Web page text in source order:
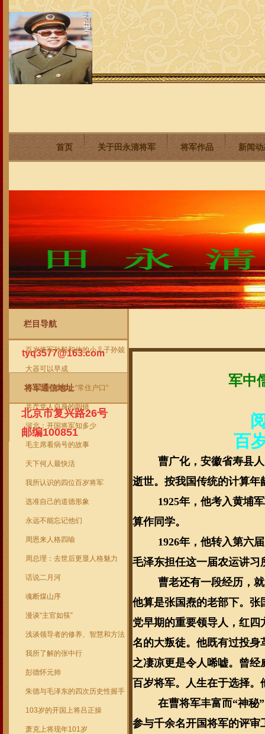
首页 关于田永清将军 将军作品 新闻动
栏目导航
百岁将军孙毅和他的小儿子孙兢
大器可以早成
给雷锋同志落上“常住户口”
共产党人自身的明镜
河北：开国将军知多少
毛主席看病号的故事
天下何人最快活
我所认识的四位百岁将军
选准自己的道德形象
永远不能忘记他们
周恩来人格四喻
周总理：去世后更显人格魅力
话说二月河
魂断煤山序
漫谈“主官如筷”
浅谈领导者的修养、智慧和方法
我所了解的张中行
彭德怀元帅
朱德与毛泽东的四次历史性握手
103岁的开国上将吕正操
萧克上将现年101岁
将军信箱
tyq3577@163.com
将军通信地址
北京市复兴路26号
邮编100851
军中
百
曹广化，安徽省寿县
逝世。按我国传统的计算
1925年，他考入黄埔
算作同学。
1926年，他转入第六
毛泽东担任这一届农运讲
曹老还有一段经历，
他算是张国焘的老部下。
党早期的重要领导人，红
名的大叛徒。他既有过投
之凄凉更是令人唏嘘。曾
百岁将军。人生在于选择
在曹将军丰富而“神秘
参与千余名开国将军的评